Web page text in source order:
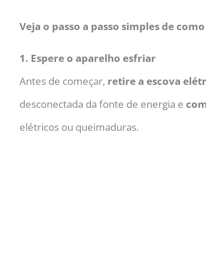
Veja o passo a passo simples de
1. Espere o aparelho esfriar
Antes de começar, retire a escova
desconectada da fonte de energia e
elétricos ou queimaduras.